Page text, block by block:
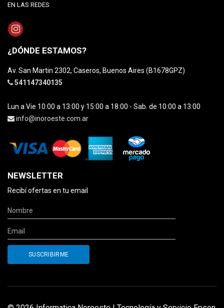
EN LAS REDES
¿DÓNDE ESTAMOS?
Av. San Martin 2302, Caseros, Buenos Aires (B1678GPZ)
541147340135
Lun a Vie 10:00 a 13:00 y 15:00 a 18:00 - Sab. de 10:00 a 13:00
info@inoroeste.com.ar
NEWSLETTER
Recibí ofertas en tu email